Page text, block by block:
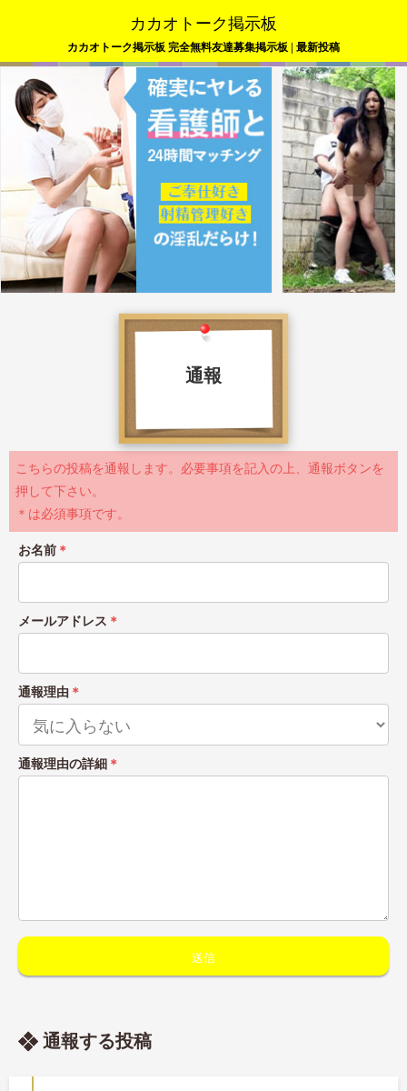
カカオトーク掲示板
カカオトーク掲示板 完全無料友達募集掲示板 | 最新投稿
通報
こちらの投稿を通報します。必要事項を記入の上、通報ボタンを
押して下さい。
＊は必須事項です。
お名前 ＊
メールアドレス ＊
通報理由 ＊
通報理由の詳細 ＊
通報する投稿